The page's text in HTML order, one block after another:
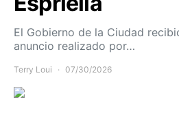
El Gobierno de la Ciudad
anuncio realizado por…
Terry Loui 07/30/2026